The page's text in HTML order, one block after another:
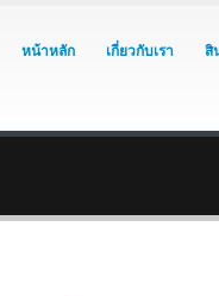
หน้าหลัก เกี่ยวกับเรา สิ